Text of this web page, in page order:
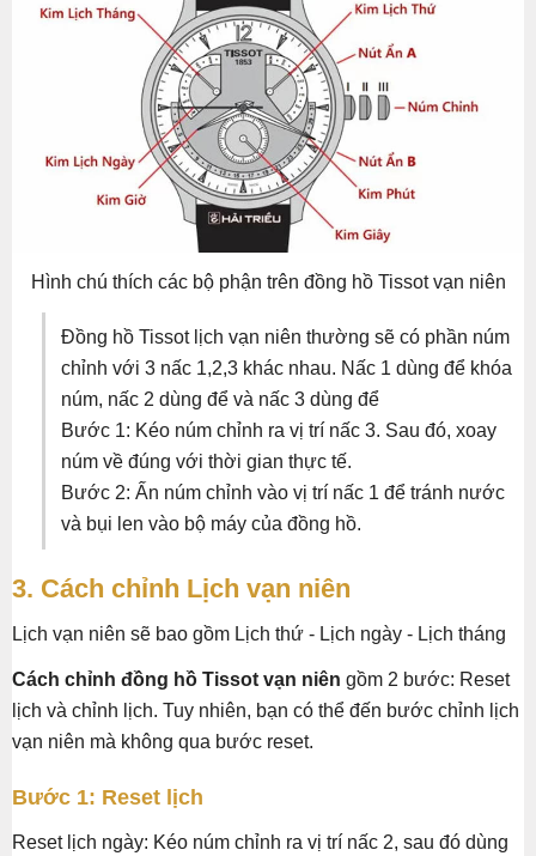
Hình chú thích các bộ phận trên đồng hồ Tissot vạn niên
Đồng hồ Tissot lịch vạn niên thường sẽ có phần núm
chỉnh với 3 nấc 1,2,3 khác nhau. Nấc 1 dùng để khóa
núm, nấc 2 dùng để và nấc 3 dùng để
Bước 1: Kéo núm chỉnh ra vị trí nấc 3. Sau đó, xoay
núm về đúng với thời gian thực tế.
Bước 2: Ấn núm chỉnh vào vị trí nấc 1 để tránh nước
và bụi len vào bộ máy của đồng hồ.
3. Cách chỉnh Lịch vạn niên
Lịch vạn niên sẽ bao gồm Lịch thứ - Lịch ngày - Lịch tháng
Cách chỉnh đồng hồ Tissot vạn niên gồm 2 bước: Reset
lịch và chỉnh lịch. Tuy nhiên, bạn có thể đến bước chỉnh lịch
vạn niên mà không qua bước reset.
Bước 1: Reset lịch
Reset lịch ngày: Kéo núm chỉnh ra vị trí nấc 2, sau đó dùng